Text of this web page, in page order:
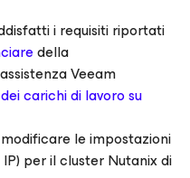
i requisiti riportati
della
Veeam
carichi di lavoro su
le impostazioni
per il cluster Nutanix di